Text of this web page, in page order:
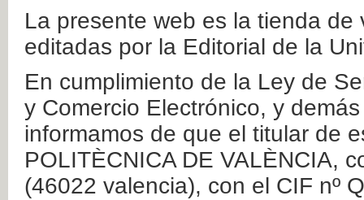
La presente web es la tienda
editadas por la Editorial de la
En cumplimiento de la Ley de
y Comercio Electrónico, y
informamos de que el titular de
POLITÈCNICA DE VALÈNCIA,
(46022 valencia), con el CIF nº